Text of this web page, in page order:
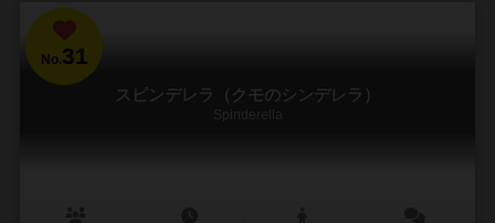
No.31
スピンデレラ（クモのシンデレラ）
Spinderella